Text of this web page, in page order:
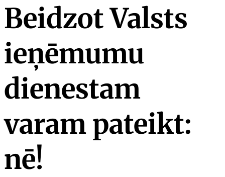
Beidzot Valsts
ieņēmumu
dienestam
varam pateikt:
nē!